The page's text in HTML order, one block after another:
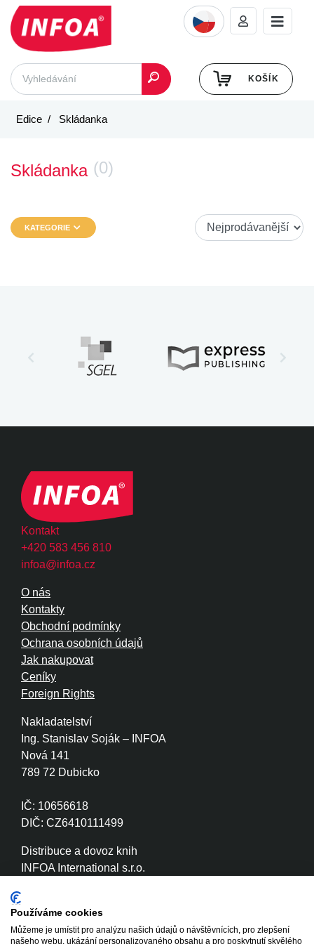
KOŠÍK
Edice Skládanka
Skládanka (0)
KATEGORIE
Kontakt
+420 583 456 810
infoa@infoa.cz
Nakladatelství
Ing. Stanislav Soják – INFOA
Nová 141
789 72 Dubicko
IČ: 10656618
DIČ: CZ6410111499
Distribuce a dovoz knih
INFOA International s.r.o.
IČ: 26870886
O nás
Kontakty
Obchodní podmínky
Ochrana osobních údajů
Jak nakupovat
Ceníky
Foreign Rights
Používáme cookies
Můžeme je umístit pro analýzu našich údajů o návštěvnících, pro zlepšení
našeho webu, ukázání personalizovaného obsahu a pro poskytnutí skvělého